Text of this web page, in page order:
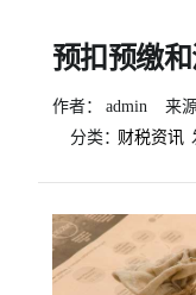
预扣预缴
作者： admin
来
分类：财税资讯